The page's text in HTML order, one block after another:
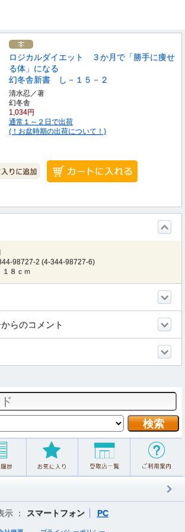
ロジカルダイエット ３か月で「勝手に痩せ
る体」になる
幻冬舎新書 し－１５－２
清水忍／著
幻冬舎
1,034円
通常１～２日で出荷
(！お盆時期の出荷について！)
98727-2 (4-344-98727-6)
８ｃｍ
らのコメント
示 ： スマートフォン PC